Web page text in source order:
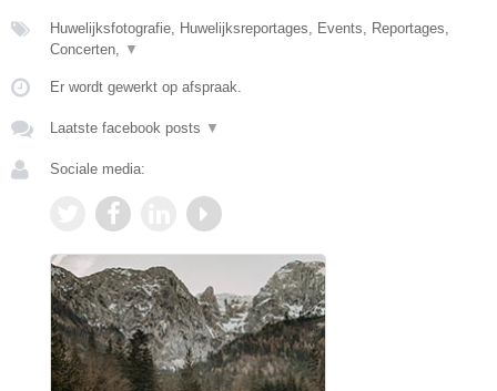
Huwelijksfotografie, Huwelijksreportages, Events, Reportages,
Concerten, ▼
Er wordt gewerkt op afspraak.
Laatste facebook posts ▼
Sociale media: